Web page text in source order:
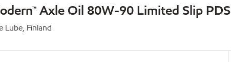
Axle Oil 80W-90 Limited Slip PDS
Lube, Finland